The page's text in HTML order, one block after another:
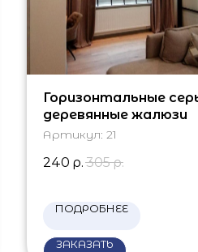
Горизонтальные
деревянные жалюзи
Артикул: 21
240 р. 305 р.
ПОДРОБНЕЕ
ЗАКАЗАТЬ